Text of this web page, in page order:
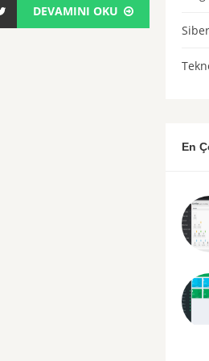
DEVAMINI OKU
En